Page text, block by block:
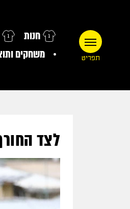
תפריט
חנות
משחקים
לצד